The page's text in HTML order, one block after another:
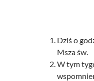
Dziś o
Msza św.
W tym